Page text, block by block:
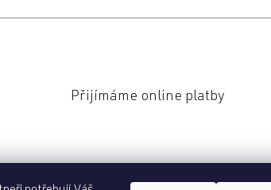
Přijímáme online platby